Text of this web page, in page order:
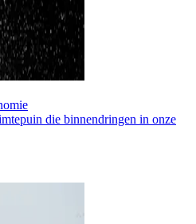
die binnendringen in onze